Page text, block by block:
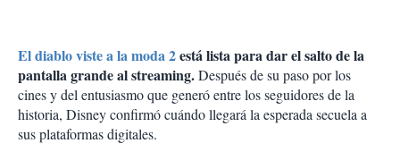
El diablo viste a la moda 2está lista para dar el salto de la
pantalla grande al streaming.Después de su paso por los
cines y del entusiasmo que generó entre los seguidores de la
historia, Disney confirmó cuándo llegará la esperada secuela a
sus plataformas digitales.